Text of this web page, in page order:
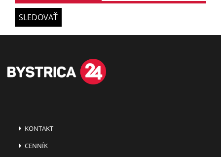
SLEDOVAŤ
KONTAKT
CENNÍK